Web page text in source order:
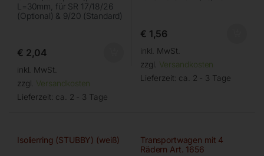
L=30mm, für SR 17/18/26
(Optional) & 9/20 (Standard)
€ 2,04
inkl. MwSt.
zzgl. Versandkosten
Lieferzeit: ca. 2 - 3 Tage
€ 1,56
inkl. MwSt.
zzgl. Versandkosten
Lieferzeit: ca. 2 - 3 Tage
Isolierring (STUBBY) (weiß)
Transportwagen mit 4
Rädern Art. 1656